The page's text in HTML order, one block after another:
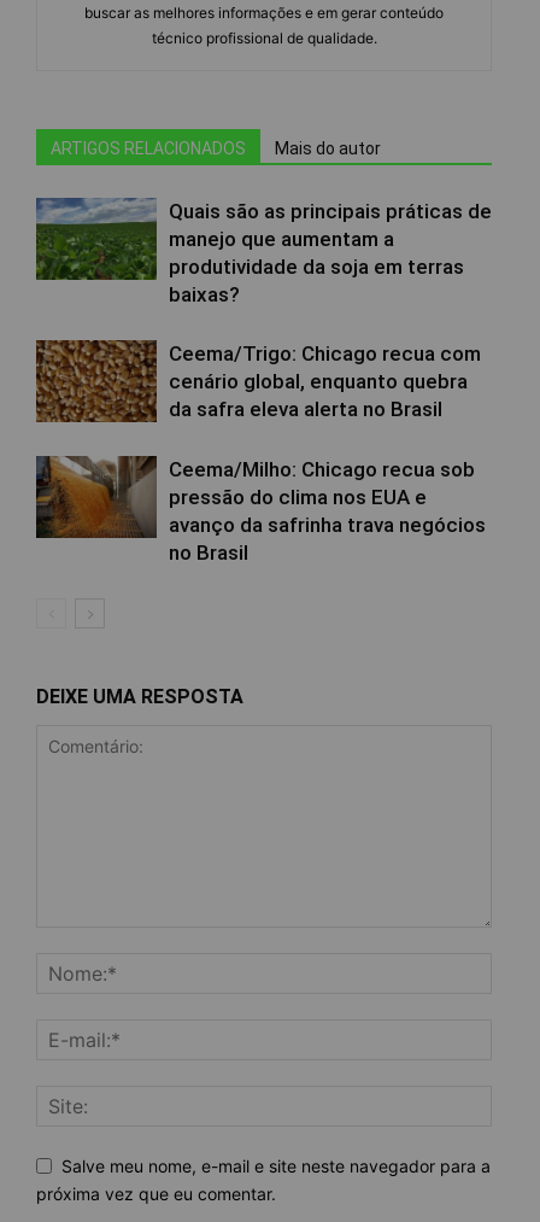
buscar as melhores informações e em gerar conteúdo
técnico profissional de qualidade.
ARTIGOS RELACIONADOS Mais do autor
Quais são as principais práticas de
manejo que aumentam a
produtividade da soja em terras
baixas?
Ceema/Trigo: Chicago recua com
cenário global, enquanto quebra
da safra eleva alerta no Brasil
Ceema/Milho: Chicago recua sob
pressão do clima nos EUA e
avanço da safrinha trava negócios
no Brasil
DEIXE UMA RESPOSTA
Salve meu nome, e-mail e site neste navegador para a
próxima vez que eu comentar.